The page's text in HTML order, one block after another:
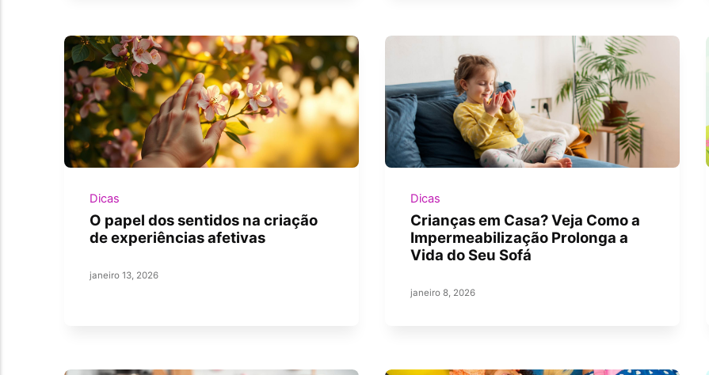
Dicas
O papel dos sentidos na criação
de experiências afetivas
janeiro 13, 2026
Dicas
Crianças em Casa? Veja Como a
Impermeabilização Prolonga a
Vida do Seu Sofá
janeiro 8, 2026